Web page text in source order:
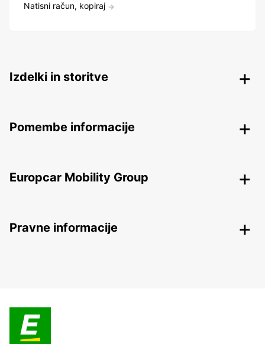
Natisni račun, kopiraj
Izdelki in storitve
Pomembe informacije
Europcar Mobility Group
Pravne informacije